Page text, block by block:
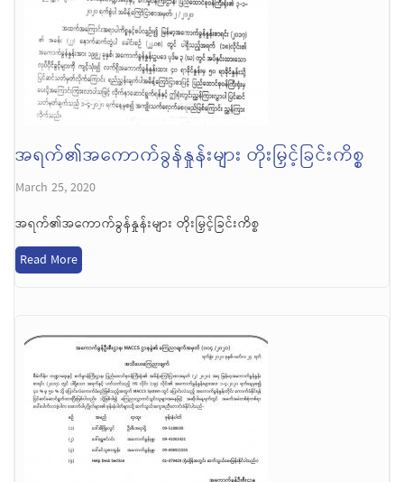
အရက်၏အကောက်ခွန်နှုန်းများ တိုးမြှင့်ခြင်းကိစ္စ
March 25, 2020
အရက်၏အကောက်ခွန်နှုန်းများ တိုးမြှင့်ခြင်းကိစ္စ
Read More